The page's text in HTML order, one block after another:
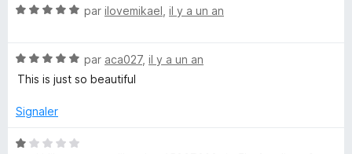
x
t
L
i
rN
é
5
u
5
par ilovemikael il y a un an
N
o
é
s
par aca027, il y a un an
This is just so beautiful
Signaler
N